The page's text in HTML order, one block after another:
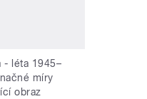
- léta 1945–
míry
obraz